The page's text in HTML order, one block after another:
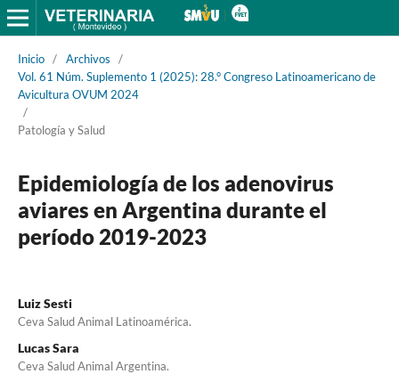
Inicio / Archivos
/
Vol. 61 Núm. Suplemento 1 (2025): 28.° Congreso Latinoamericano de
Avicultura OVUM 2024
/
Patología y Salud
Epidemiología de los adenovirus
aviares en Argentina durante el
período 2019-2023
Luiz Sesti
Ceva Salud Animal Latinoamérica.
Lucas Sara
Ceva Salud Animal Argentina.